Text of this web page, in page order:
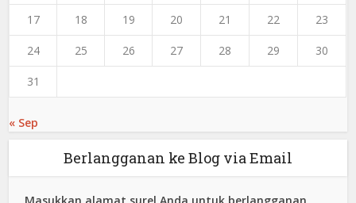
17 18 19 20 21 22 23
24 25 26 27 28 29 30
31
« Sep
Berlangganan ke Blog via Email